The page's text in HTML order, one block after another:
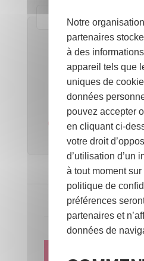
Nos
Où
lit
design et
Pour
demande de faire
c'est
JEUX-
Notre
partenaires
à des
appareil tels que
uniques de
données
pouvez accepter
en cliquant ci-
votre droit
d’utilisation d’un
à tout moment
politique de
préférences
partenaires et
données de